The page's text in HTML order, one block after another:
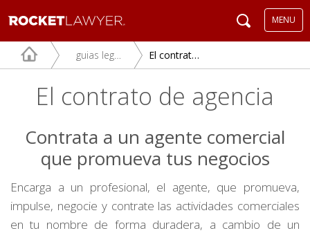
MENU
guias legales El contrato de agencia
El contrato de agencia
Contrata a un agente comercial
que promueva tus negocios
Encarga a un profesional, el agente, que promueva,
impulse, negocie y contrate las actividades comerciales
en tu nombre de forma duradera, a cambio de un